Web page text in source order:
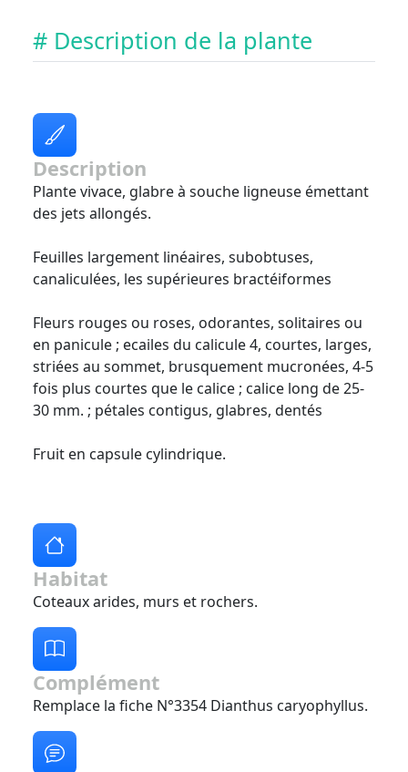
# Description de la plante
Description
Plante vivace, glabre à souche ligneuse émettant
des jets allongés.
Feuilles largement linéaires, subobtuses,
canaliculées, les supérieures bractéiformes
Fleurs rouges ou roses, odorantes, solitaires ou
en panicule ; ecailes du calicule 4, courtes, larges,
striées au sommet, brusquement mucronées, 4-5
fois plus courtes que le calice ; calice long de 25-
30 mm. ; pétales contigus, glabres, dentés
Fruit en capsule cylindrique.
Habitat
Coteaux arides, murs et rochers.
Complément
Remplace la fiche N°3354 Dianthus caryophyllus.